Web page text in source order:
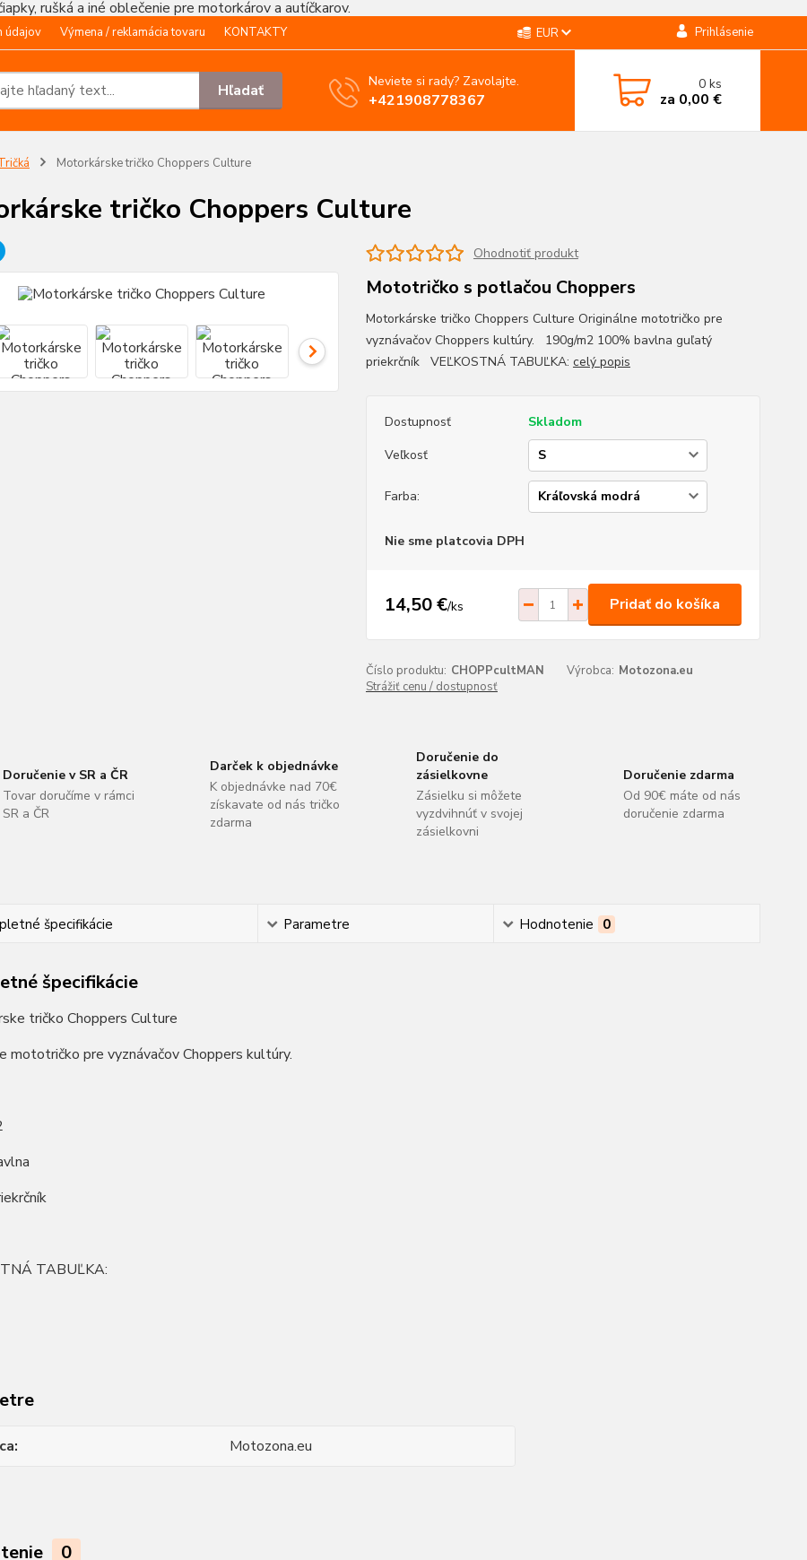
rušká a iné oblečenie pre motorkárov a autíčkarov.
údajov Výmena / reklamácia tovaru KONTAKTY EUR Prihlásenie
Hľadať Neviete si rady? Zavolajte.
+421908778367
0ks
za 0,00 €
Motorkárske tričko Choppers Culture
tričko Choppers Culture
Ohodnotiť produkt
Mototričko s potlačou Choppers
Motorkárske tričko Choppers Culture Originálne mototričko pre
vyznávačov Choppers kultúry. 190g/m2 100% bavlna guľatý
priekrčník VEĽKOSTNÁ TABUĽKA: celý popis
Dostupnosť
Skladom
Veľkosť
Farba:
Nie sme platcovia DPH
14,50 €/ks Pridať do košíka
Číslo produktu: CHOPPcultMAN Výrobca: Motozona.eu
Strážiť cenu / dostupnosť
Doručenie v SR a ČR
Tovar doručíme v rámci
SR a ČR
Darček k objednávke
K objednávke nad 70€
získavate od nás tričko
zdarma
Doručenie do
zásielkovne
Zásielku si môžete
vyzdvihnúť v svojej
zásielkovni
Doručenie zdarma
Od 90€ máte od nás
doručenie zdarma
špecifikácie Parametre Hodnotenie 0
špecifikácie
tričko Choppers Culture
mototričko pre vyznávačov Choppers kultúry.
TABUĽKA:
Motozona.eu
0